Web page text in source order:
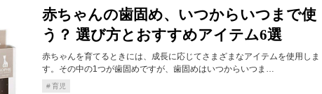
赤ちゃんの歯固め、いつからいつまで使
う？ 選び方とおすすめアイテム6選
赤ちゃんを育てるときには、成長に応じてさまざまなアイテムを使用しま
す。その中の1つが歯固めですが、歯固めはいつからいつま…
育児